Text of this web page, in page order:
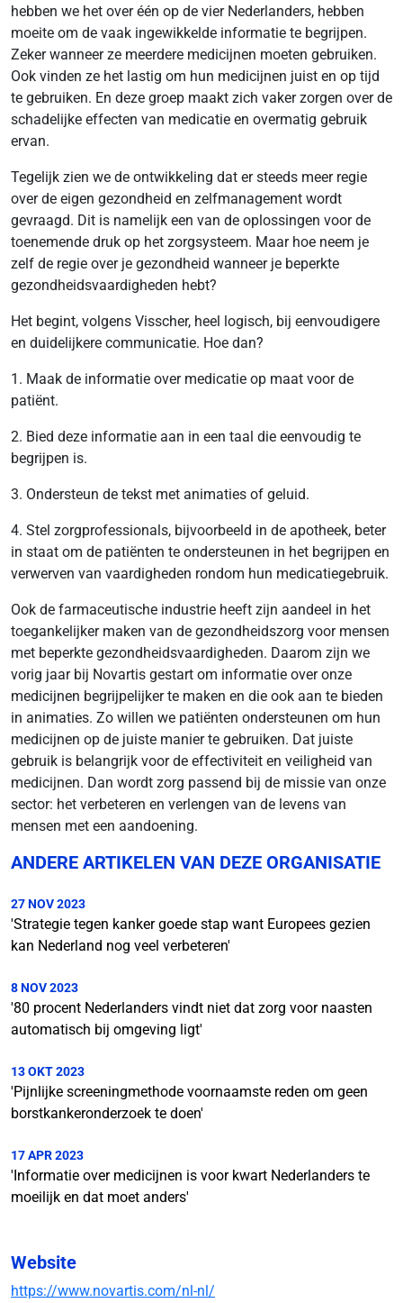
hebben we het over één op de vier Nederlanders, hebben
moeite om de vaak ingewikkelde informatie te begrijpen.
Zeker wanneer ze meerdere medicijnen moeten gebruiken.
Ook vinden ze het lastig om hun medicijnen juist en op tijd
te gebruiken. En deze groep maakt zich vaker zorgen over de
schadelijke effecten van medicatie en overmatig gebruik
ervan.
Tegelijk zien we de ontwikkeling dat er steeds meer regie
over de eigen gezondheid en zelfmanagement wordt
gevraagd. Dit is namelijk een van de oplossingen voor de
toenemende druk op het zorgsysteem. Maar hoe neem je
zelf de regie over je gezondheid wanneer je beperkte
gezondheidsvaardigheden hebt?
Het begint, volgens Visscher, heel logisch, bij eenvoudigere
en duidelijkere communicatie. Hoe dan?
1. Maak de informatie over medicatie op maat voor de
patiënt.
2. Bied deze informatie aan in een taal die eenvoudig te
begrijpen is.
3. Ondersteun de tekst met animaties of geluid.
4. Stel zorgprofessionals, bijvoorbeeld in de apotheek, beter
in staat om de patiënten te ondersteunen in het begrijpen en
verwerven van vaardigheden rondom hun medicatiegebruik.
Ook de farmaceutische industrie heeft zijn aandeel in het
toegankelijker maken van de gezondheidszorg voor mensen
met beperkte gezondheidsvaardigheden. Daarom zijn we
vorig jaar bij Novartis gestart om informatie over onze
medicijnen begrijpelijker te maken en die ook aan te bieden
in animaties. Zo willen we patiënten ondersteunen om hun
medicijnen op de juiste manier te gebruiken. Dat juiste
gebruik is belangrijk voor de effectiviteit en veiligheid van
medicijnen. Dan wordt zorg passend bij de missie van onze
sector: het verbeteren en verlengen van de levens van
mensen met een aandoening.
ANDERE ARTIKELEN VAN DEZE ORGANISATIE
27 NOV 2023
'Strategie tegen kanker goede stap want Europees gezien
kan Nederland nog veel verbeteren'
8 NOV 2023
'80 procent Nederlanders vindt niet dat zorg voor naasten
automatisch bij omgeving ligt'
13 OKT 2023
'Pijnlijke screeningmethode voornaamste reden om geen
borstkankeronderzoek te doen'
17 APR 2023
'Informatie over medicijnen is voor kwart Nederlanders te
moeilijk en dat moet anders'
Website
https://www.novartis.com/nl-nl/